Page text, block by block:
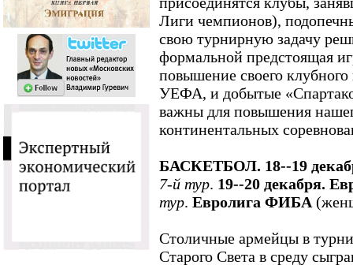
Лиги чемпионов),
свою турнирную задачу
формальной предстоящая
повышение своего
УЕФА, и добытые
важны для повышения
континентальных
БАСКЕТБОЛ. 18--19
7-й тур. 19--20 декабря.
тур. Евролига ФИБА
Столичные армейцы в
Старого Света в среду